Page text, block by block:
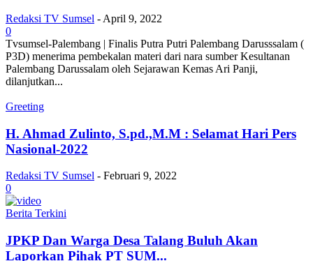
Redaksi TV Sumsel - April 9, 2022
0
Tvsumsel-Palembang | Finalis Putra Putri Palembang Darusssalam (
P3D) menerima pembekalan materi dari nara sumber Kesultanan
Palembang Darussalam oleh Sejarawan Kemas Ari Panji,
dilanjutkan...
Greeting
H. Ahmad Zulinto, S.pd.,M.M : Selamat Hari Pers
Nasional-2022
Redaksi TV Sumsel - Februari 9, 2022
0
Berita Terkini
JPKP Dan Warga Desa Talang Buluh Akan
Laporkan Pihak PT SUM...